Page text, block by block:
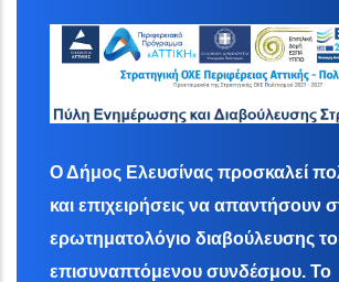
Ο Δήμος Ελευσίνας προσκαλεί
και επιχειρήσεις να απαντήσουν
ερωτηματολόγιο διαβούλευσης
επισυναπτόμενου συνδέσμου. Το